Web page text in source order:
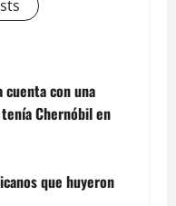
cuenta con una
Chernóbil en
que huyeron